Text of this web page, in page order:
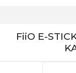
FiiO E-